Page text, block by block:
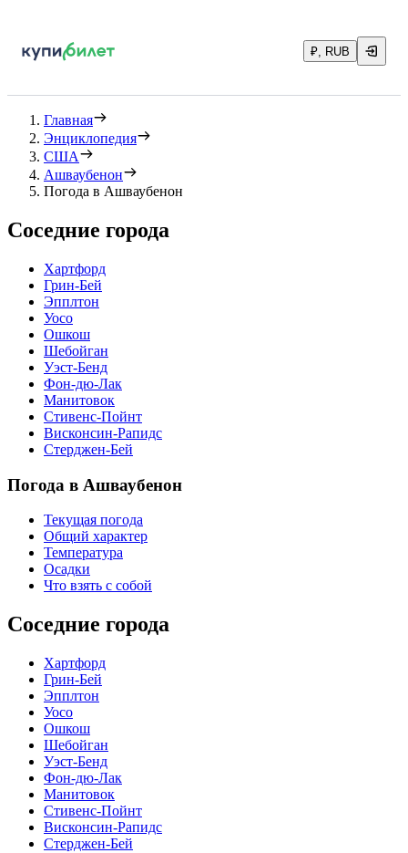
₽, RUB
Главная
Энциклопедия
США
Ашваубенон
Погода в Ашваубенон
Соседние города
Хартфорд
Грин-Бей
Эпплтон
Уосо
Ошкош
Шебойган
Уэст-Бенд
Фон-дю-Лак
Манитовок
Стивенс-Пойнт
Висконсин-Рапидс
Стерджен-Бей
Погода в Ашваубенон
Текущая погода
Общий характер
Температура
Осадки
Что взять с собой
Соседние города
Хартфорд
Грин-Бей
Эпплтон
Уосо
Ошкош
Шебойган
Уэст-Бенд
Фон-дю-Лак
Манитовок
Стивенс-Пойнт
Висконсин-Рапидс
Стерджен-Бей